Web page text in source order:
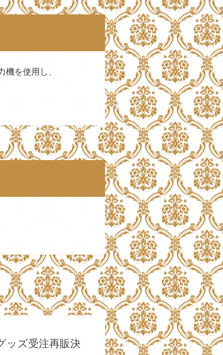
を使用し、
ッズ受注再販決